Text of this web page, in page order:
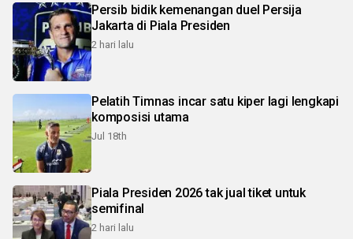
Persib bidik kemenangan duel Persija
Jakarta di Piala Presiden
2 hari lalu
Pelatih Timnas incar satu kiper lagi lengkapi
komposisi utama
Jul 18th
Piala Presiden 2026 tak jual tiket untuk
semifinal
2 hari lalu